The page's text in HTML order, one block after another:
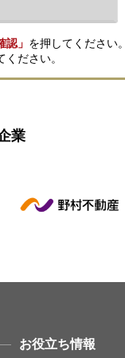
認」 を押してください
ださい。
業
お役立ち情報